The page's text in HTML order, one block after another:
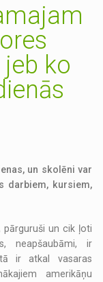
ko
un skolēni var
darbiem, kursiem,
pārguruši un cik ļoti
neapšaubāmi, ir
ir atkal vasaras
amerikāņu